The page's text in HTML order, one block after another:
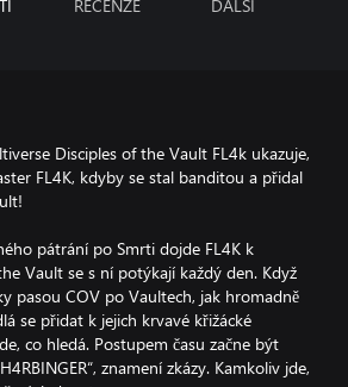
RECENZE DALŠÍ
Disciples of the Vault FL4k ukazuje,
FL4K, kdyby se stal banditou a přidal
pátrání po Smrti dojde FL4K k
Vault se s ní potýkají každý den. Když
pasou COV po Vaultech, jak hromadně
se přidat k jejich krvavé křižácké
co hledá. Postupem času začne být
znamení zkázy. Kamkoliv jde,